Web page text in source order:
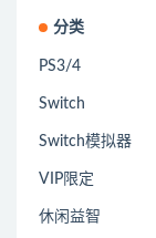
分类
PS3/4
Switch
Switch模拟器
VIP限定
休闲益智